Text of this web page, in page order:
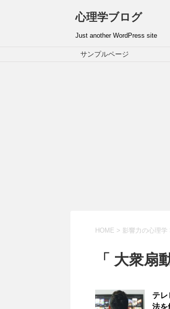
心理学ブログ
Just another WordPress site
サンプルページ
HOME > 影響力の心理学
「 大衆扇
テ
法を